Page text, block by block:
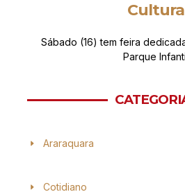
Cultura
Sábado (16) tem feira
Parque
Araraquara
Cotidiano